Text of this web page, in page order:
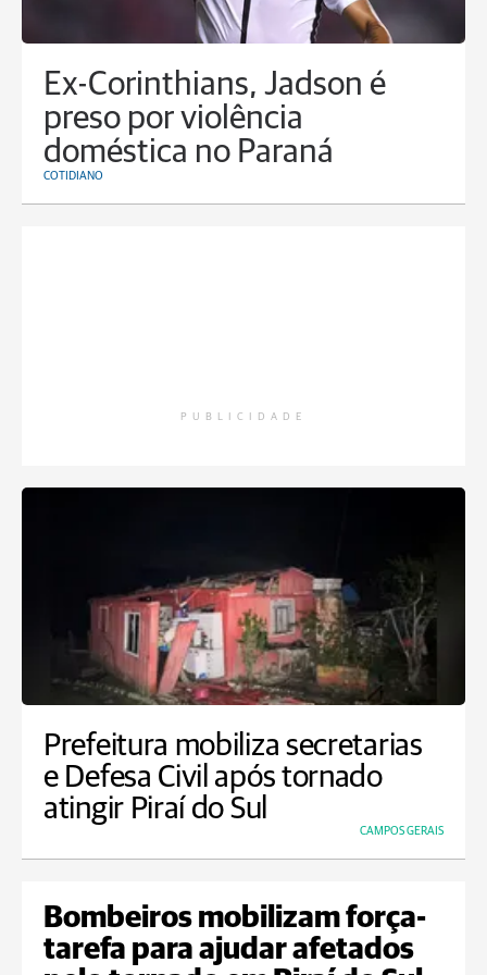
Ex-Corinthians, Jadson é
preso por violência
doméstica no Paraná
COTIDIANO
PUBLICIDADE
Prefeitura mobiliza secretarias
e Defesa Civil após tornado
atingir Piraí do Sul
CAMPOS GERAIS
Bombeiros mobilizam força-
tarefa para ajudar afetados